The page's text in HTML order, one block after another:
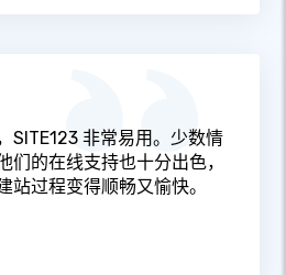
SITE123 非常易用。少数情
们的在线支持也十分出色，
站过程变得顺畅又愉快。